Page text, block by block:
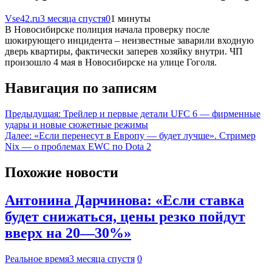
Vse42.ru3 месяца спустя01 минуты
В Новосибирске полиция начала проверку после
шокирующего инцидента – неизвестные заварили входную
дверь квартиры, фактически заперев хозяйку внутри. ЧП
произошло 4 мая в Новосибирске на улице Гоголя.
Навигация по записям
Предыдущая: Трейлер и первые детали UFC 6 — фирменные
удары и новые сюжетные режимы
Далее: «Если перенесут в Европу — будет лучше». Стример
Nix — о проблемах EWC по Dota 2
Похожие новости
Антонина Дарчинова: «Если ставка
будет снижаться, цены резко пойдут
вверх на 20—30%»
Реальное время3 месяца спустя 0